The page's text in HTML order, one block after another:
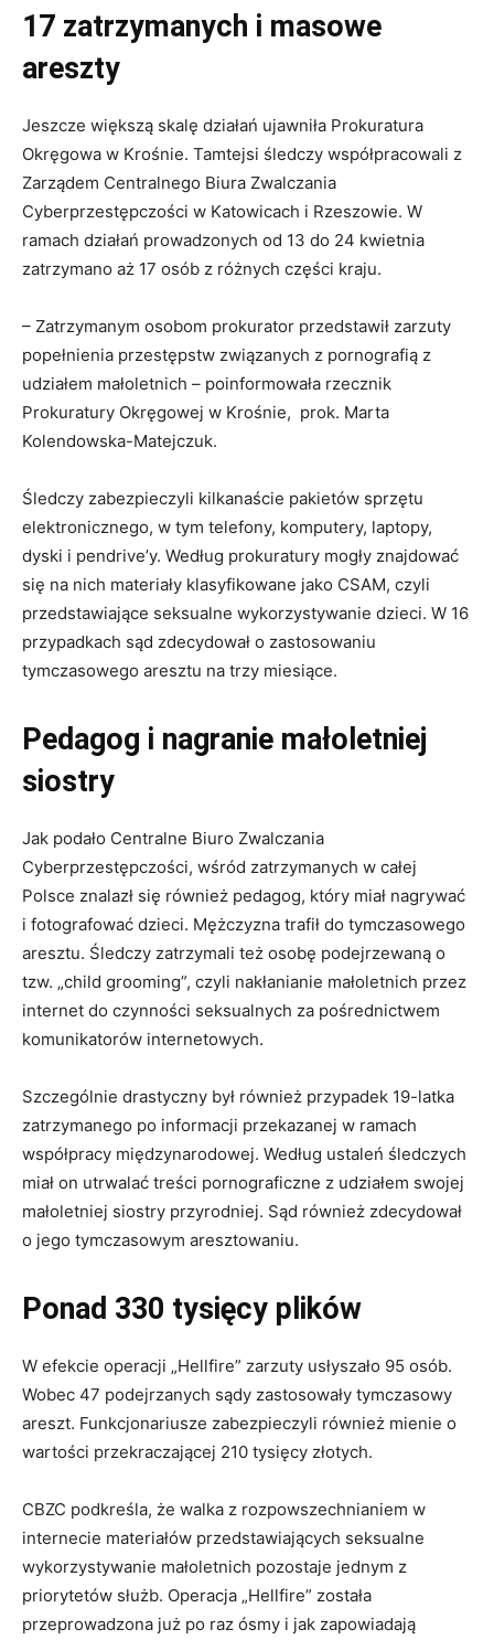
17 zatrzymanych i masowe
areszty
Jeszcze większą skalę działań ujawniła Prokuratura
Okręgowa w Krośnie. Tamtejsi śledczy współpracowali z
Zarządem Centralnego Biura Zwalczania
Cyberprzestępczości w Katowicach i Rzeszowie. W
ramach działań prowadzonych od 13 do 24 kwietnia
zatrzymano aż 17 osób z różnych części kraju.
– Zatrzymanym osobom prokurator przedstawił zarzuty
popełnienia przestępstw związanych z pornografią z
udziałem małoletnich – poinformowała rzecznik
Prokuratury Okręgowej w Krośnie, prok. Marta
Kolendowska-Matejczuk.
Śledczy zabezpieczyli kilkanaście pakietów sprzętu
elektronicznego, w tym telefony, komputery, laptopy,
dyski i pendrive’y. Według prokuratury mogły znajdować
się na nich materiały klasyfikowane jako CSAM, czyli
przedstawiające seksualne wykorzystywanie dzieci. W 16
przypadkach sąd zdecydował o zastosowaniu
tymczasowego aresztu na trzy miesiące.
Pedagog i nagranie małoletniej
siostry
Jak podało Centralne Biuro Zwalczania
Cyberprzestępczości, wśród zatrzymanych w całej
Polsce znalazł się również pedagog, który miał nagrywać
i fotografować dzieci. Mężczyzna trafił do tymczasowego
aresztu. Śledczy zatrzymali też osobę podejrzewaną o
tzw. „child grooming”, czyli nakłanianie małoletnich przez
internet do czynności seksualnych za pośrednictwem
komunikatorów internetowych.
Szczególnie drastyczny był również przypadek 19-latka
zatrzymanego po informacji przekazanej w ramach
współpracy międzynarodowej. Według ustaleń śledczych
miał on utrwalać treści pornograficzne z udziałem swojej
małoletniej siostry przyrodniej. Sąd również zdecydował
o jego tymczasowym aresztowaniu.
Ponad 330 tysięcy plików
W efekcie operacji „Hellfire” zarzuty usłyszało 95 osób.
Wobec 47 podejrzanych sądy zastosowały tymczasowy
areszt. Funkcjonariusze zabezpieczyli również mienie o
wartości przekraczającej 210 tysięcy złotych.
CBZC podkreśla, że walka z rozpowszechnianiem w
internecie materiałów przedstawiających seksualne
wykorzystywanie małoletnich pozostaje jednym z
priorytetów służb. Operacja „Hellfire” została
przeprowadzona już po raz ósmy i jak zapowiadają